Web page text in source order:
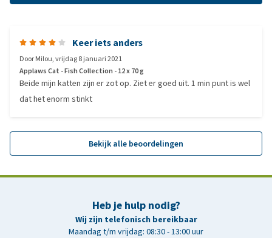
Keer iets anders
DoorMilou,vrijdag 8 januari 2021
Applaws Cat - Fish Collection - 12 x 70 g
Beide mijn katten zijn er zot op. Ziet er goed uit. 1 min punt is wel
dat het enorm stinkt
Bekijk alle beoordelingen
Heb je hulp nodig?
Wij zijn telefonisch bereikbaar
Maandag t/m vrijdag: 08:30 - 13:00 uur